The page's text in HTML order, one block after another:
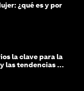
¿qué es y por
la clave para la
las tendencias de